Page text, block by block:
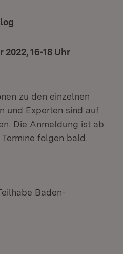
2022, 16-18 Uhr
zu den einzelnen
und Experten sind auf
neuem Fenster)
Die Anmeldung ist ab
folgen bald.
Baden-